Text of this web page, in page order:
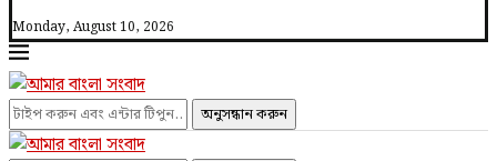
Monday, August 10, 2026
অনুসন্ধান করুন